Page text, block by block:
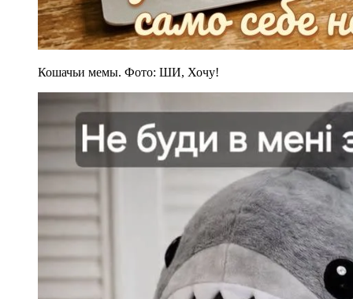
Кошачьи мемы. Фото: ШИ, Хочу!